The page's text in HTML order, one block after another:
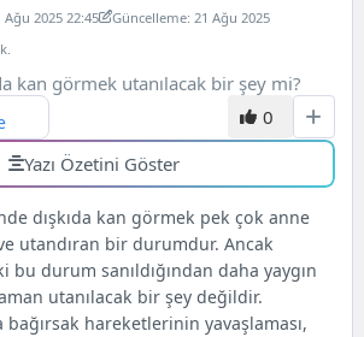
Ağu 2025 22:45
Güncelleme: 21 Ağu 2025
0
Yazı Özetini Göster
dışkıda kan görmek pek çok anne
utandıran bir durumdur. Ancak
bu durum sanıldığından daha yaygın
utanılacak bir şey değildir.
hareketlerinin yavaşlaması,